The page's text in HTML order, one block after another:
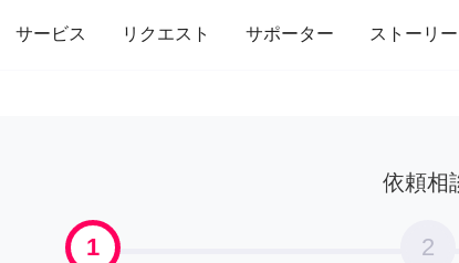
サービス リクエスト サポーター ストーリー
家事 引っ越し インテリア 趣味・習い事
依頼相
1 2